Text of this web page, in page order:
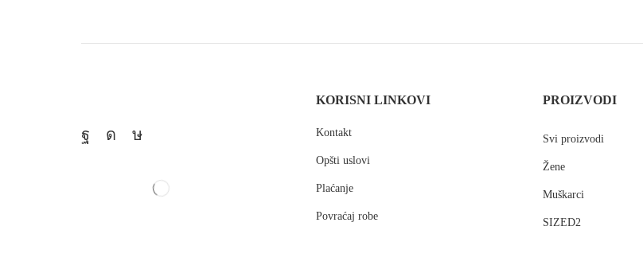
KORISNI LINKOVI
Kontakt
Opšti uslovi
Plaćanje
Povraćaj robe
PROIZVODI
Svi proizvodi
Žene
Muškarci
SIZED2